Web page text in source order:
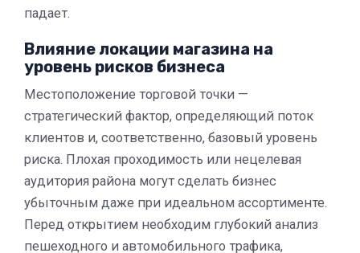
падает.
Влияние локации магазина на
уровень рисков бизнеса
Местоположение торговой точки —
стратегический фактор, определяющий поток
клиентов и, соответственно, базовый уровень
риска. Плохая проходимость или нецелевая
аудитория района могут сделать бизнес
убыточным даже при идеальном ассортименте.
Перед открытием необходим глубокий анализ
пешеходного и автомобильного трафика,